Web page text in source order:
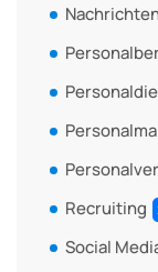
Recruiting
Social